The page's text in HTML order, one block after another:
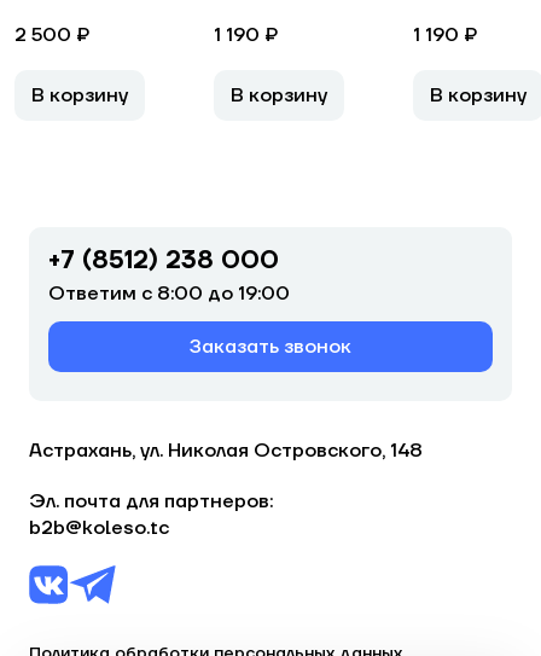
2 500 ₽
В корзину
1 190 ₽
В корзину
1 190 ₽
В корзину
+7 (8512) 238 000
Ответим с 8:00 до 19:00
Заказать звонок
Астрахань, ул. Николая Островского, 148
Эл. почта для партнеров:
b2b@koleso.tc